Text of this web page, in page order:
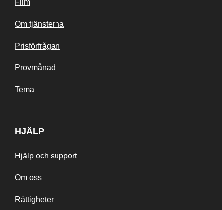
Film
Om tjänsterna
Prisförfrågan
Provmånad
Tema
HJÄLP
Hjälp och support
Om oss
Rättigheter